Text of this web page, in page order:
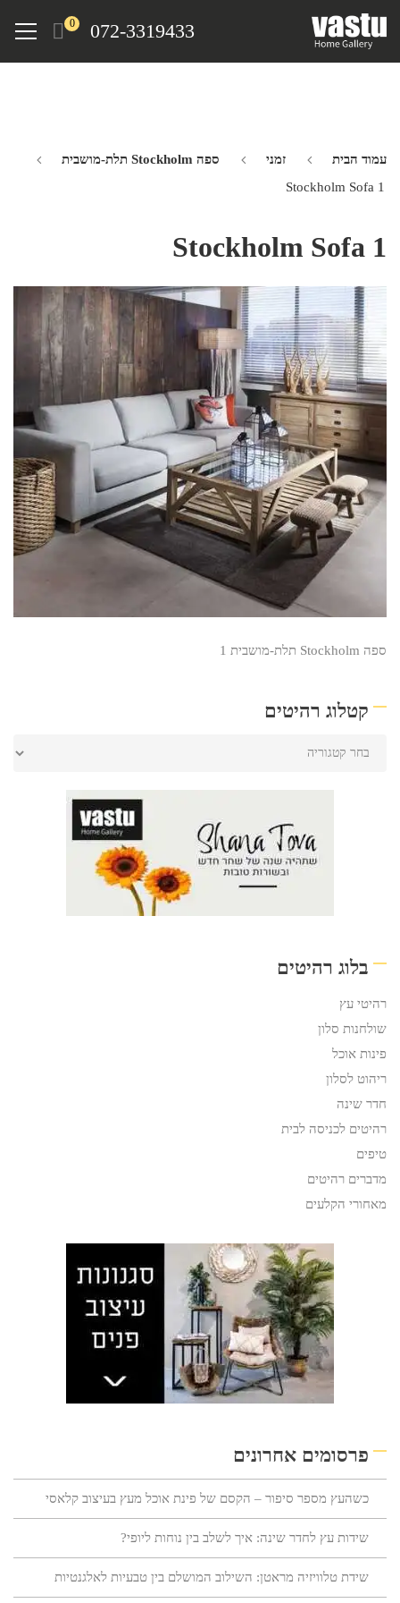
072-3319433
0
Menu
עמוד הבית זמני
ספה Stockholm תלת-מושבית
Stockholm Sofa 1
Stockholm Sofa 1
ספה Stockholm תלת-מושבית 1
קטלוג רהיטים
בלוג רהיטים
רהיטי עץ
שולחנות סלון
פינות אוכל
ריהוט לסלון
חדר שינה
רהיטים לכניסה לבית
טיפים
מדברים רהיטים
מאחורי הקלעים
פרסומים אחרונים
כשהעץ מספר סיפור – הקסם של פינת אוכל מעץ בעיצוב קלאסי
שידות עץ לחדר שינה: איך לשלב בין נוחות ליופי?
שידת טלוויזיה מראטן: השילוב המושלם בין טבעיות לאלגנטיות